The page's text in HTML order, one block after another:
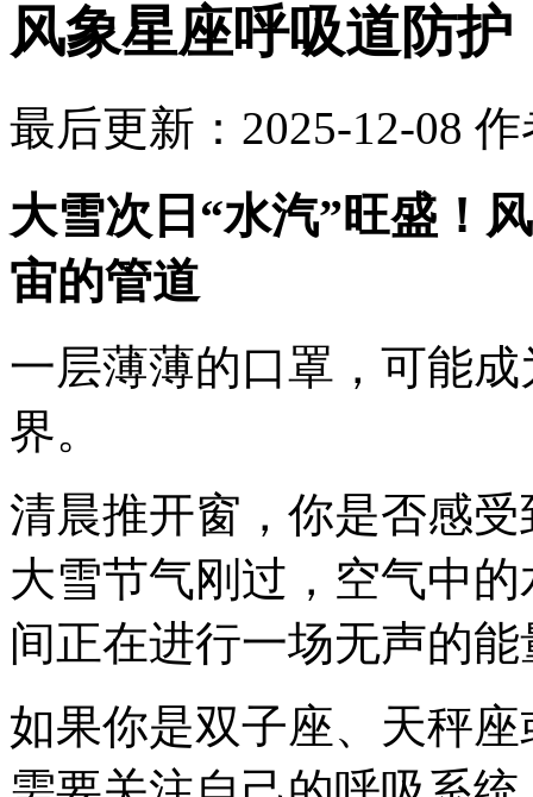
风象星座呼吸道防
最后更新：2025-12-08 作
大雪次日“水汽”旺盛！
宙的管道
一层薄薄的口罩，可能
界。
清晨推开窗，你是否感
大雪节气刚过，空气中
间正在进行一场无声的
如果你是双子座、天秤